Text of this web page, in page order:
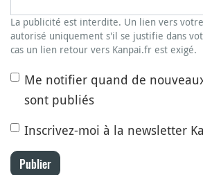
La publicité est interdite. Un lien vers
autorisé uniquement s'il se justifie dans
cas un lien retour vers Kanpai.fr est exigé.
Me notifier quand de
sont publiés
Inscrivez-moi à la newsletter
Publier